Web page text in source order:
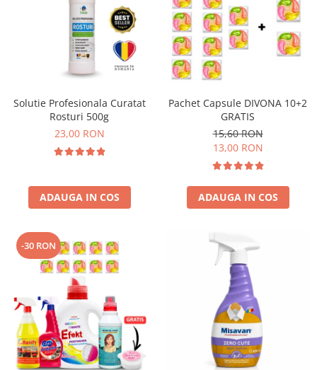
Solutie Profesionala Curatat
Rosturi 500g
23,00 RON
ADAUGA IN COS
Pachet Capsule DIVONA 10+2
GRATIS
15,60 RON
13,00 RON
ADAUGA IN COS
-30 RON